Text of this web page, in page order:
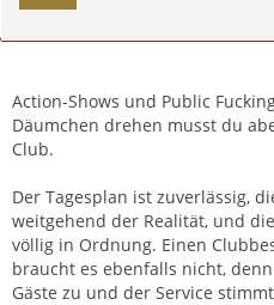
Action-Shows und Public
Däumchen drehen musst du
Club.
Der Tagesplan ist zuverlässig,
weitgehend der Realität, und
völlig in Ordnung. Einen
braucht es ebenfalls nicht,
Gäste zu und der Service